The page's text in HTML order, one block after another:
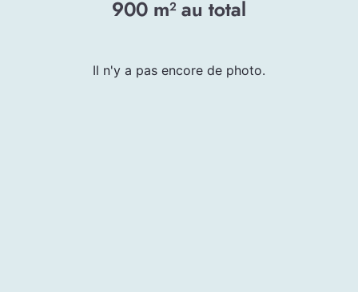
900 m² au total
Il n'y a pas encore de photo.